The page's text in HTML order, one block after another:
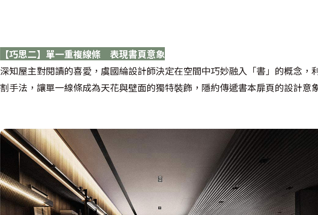
【巧思二】單一重複線條 表現書頁意象
深知屋主對閱讀的喜愛，虞國綸設計師決定在空間中巧妙融入「書」的概念，
割手法，讓單一線條成為天花與壁面的獨特裝飾，隱約傳遞書本扉頁的設計意